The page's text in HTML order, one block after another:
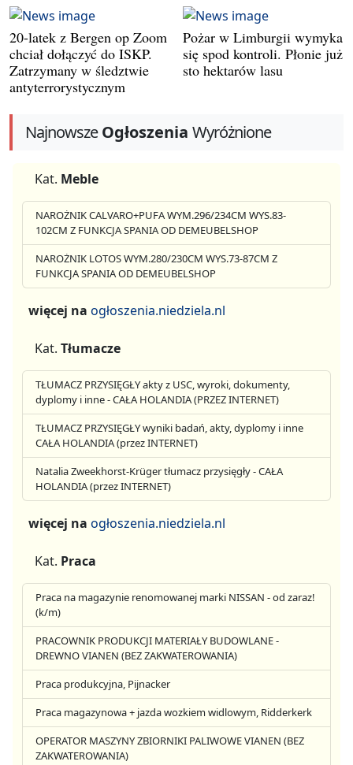
20-latek z Bergen op Zoom
chciał dołączyć do ISKP.
Zatrzymany w śledztwie
antyterrorystycznym
Pożar w Limburgii wymyka
się spod kontroli. Płonie już
sto hektarów lasu
NajnowszeOgłoszenia Wyróżnione
Kat. Meble
NAROŻNIK CALVARO+PUFA WYM.296/234CM WYS.83-
102CM Z FUNKCJA SPANIA OD DEMEUBELSHOP
NAROŻNIK LOTOS WYM.280/230CM WYS.73-87CM Z
FUNKCJA SPANIA OD DEMEUBELSHOP
więcej na ogłoszenia.niedziela.nl
Kat. Tłumacze
TŁUMACZ PRZYSIĘGŁY akty z USC, wyroki, dokumenty,
dyplomy i inne - CAŁA HOLANDIA (PRZEZ INTERNET)
TŁUMACZ PRZYSIĘGŁY wyniki badań, akty, dyplomy i inne
CAŁA HOLANDIA (przez INTERNET)
Natalia Zweekhorst-Krüger tłumacz przysięgły - CAŁA
HOLANDIA (przez INTERNET)
więcej na ogłoszenia.niedziela.nl
Kat. Praca
Praca na magazynie renomowanej marki NISSAN - od zaraz!
(k/m)
PRACOWNIK PRODUKCJI MATERIAŁY BUDOWLANE -
DREWNO VIANEN (BEZ ZAKWATEROWANIA)
Praca produkcyjna, Pijnacker
Praca magazynowa + jazda wozkiem widlowym, Ridderkerk
OPERATOR MASZYNY ZBIORNIKI PALIWOWE VIANEN (BEZ
ZAKWATEROWANIA)